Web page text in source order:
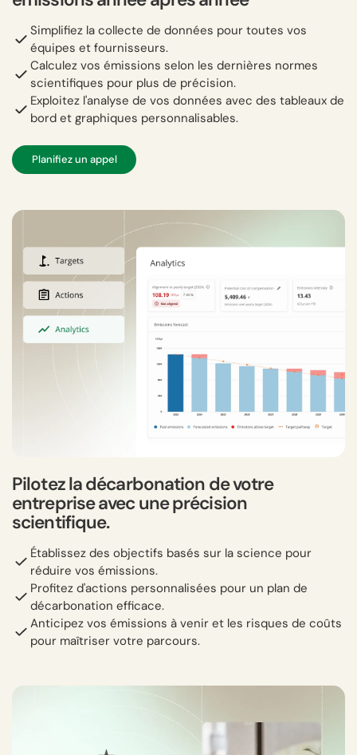
Simplifiez la collecte de données pour toutes vos
équipes et fournisseurs.
Calculez vos émissions selon les dernières normes
scientifiques pour plus de précision.
Exploitez l'analyse de vos données avec des tableaux de
bord et graphiques personnalisables.
Planifiez un appel
Pilotez la décarbonation de votre
entreprise avec une précision
scientifique.
Établissez des objectifs basés sur la science pour
réduire vos émissions.
Profitez d'actions personnalisées pour un plan de
décarbonation efficace.
Anticipez vos émissions à venir et les risques de coûts
pour maîtriser votre parcours.